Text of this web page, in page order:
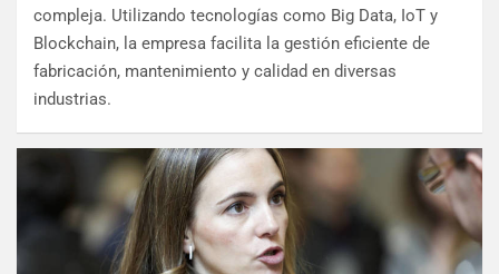
compleja. Utilizando tecnologías como Big Data, IoT y
Blockchain, la empresa facilita la gestión eficiente de
fabricación, mantenimiento y calidad en diversas
industrias.